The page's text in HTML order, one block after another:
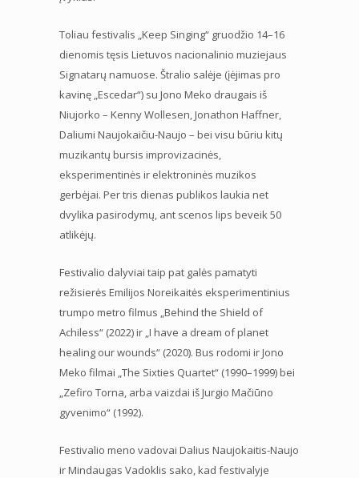
Toliau festivalis „Keep Singing“ gruodžio 14–16
dienomis tęsis Lietuvos nacionalinio muziejaus
Signatarų namuose. Štralio salėje (įėjimas pro
kavinę „Escedar“) su Jono Meko draugais iš
Niujorko – Kenny Wollesen, Jonathon Haffner,
Daliumi Naujokaičiu-Naujo – bei visu būriu kitų
muzikantų bursis improvizacinės,
eksperimentinės ir elektroninės muzikos
gerbėjai. Per tris dienas publikos laukia net
dvylika pasirodymų, ant scenos lips beveik 50
atlikėjų.
Festivalio dalyviai taip pat galės pamatyti
režisierės Emilijos Noreikaitės eksperimentinius
trumpo metro filmus „Behind the Shield of
Achiless“ (2022) ir „I have a dream of planet
healing our wounds“ (2020). Bus rodomi ir Jono
Meko filmai „The Sixties Quartet“ (1990–1999) bei
„Zefiro Torna, arba vaizdai iš Jurgio Mačiūno
gyvenimo“ (1992).
Festivalio meno vadovai Dalius Naujokaitis-Naujo
ir Mindaugas Vadoklis sako, kad festivalyje